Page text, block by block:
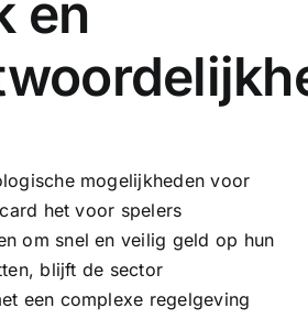
en
mogelijkheden voor
het voor spelers
om snel en veilig geld op hun
blijft de sector
een complexe regelgeving